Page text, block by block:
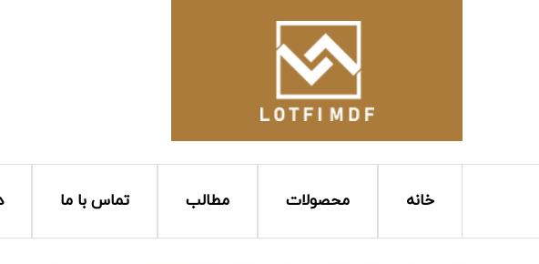
خانه محصولات مطالب تماس با ما